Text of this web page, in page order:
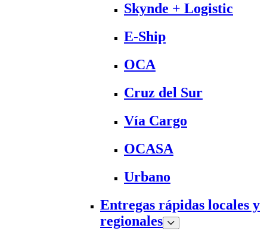
Skynde + Logistic
E-Ship
OCA
Cruz del Sur
Vía Cargo
OCASA
Urbano
Entregas rápidas locales y
regionales